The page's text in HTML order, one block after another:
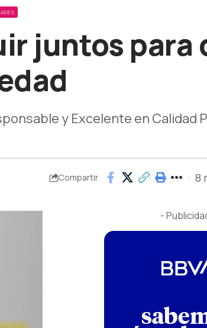
juntos para
y Excelente en Calidad
Compartir 8
-